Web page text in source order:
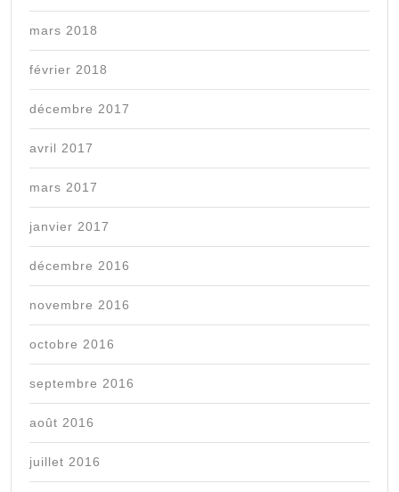
mars 2018
février 2018
décembre 2017
avril 2017
mars 2017
janvier 2017
décembre 2016
novembre 2016
octobre 2016
septembre 2016
août 2016
juillet 2016